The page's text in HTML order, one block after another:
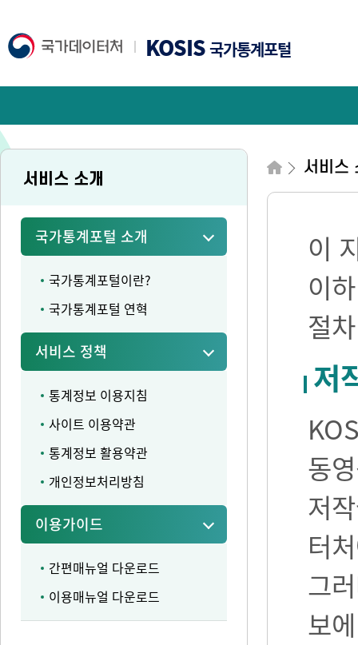
KOSIS국가통계포털
서비스 소개
국가통계포털 소개
국가통계포털이란?
국가통계포털 연혁
서비스 정책
통계정보 이용지침
사이트 이용약관
통계정보 활용약관
개인정보처리방침
이용가이드
간편매뉴얼 다운로드
이용매뉴얼 다운로드
서비스
이
이
절
저
동
저
터
그
보